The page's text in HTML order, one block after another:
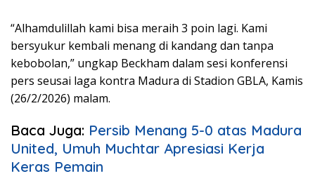
“Alhamdulillah kami bisa meraih 3 poin lagi. Kami
bersyukur kembali menang di kandang dan tanpa
kebobolan,” ungkap Beckham dalam sesi konferensi
pers seusai laga kontra Madura di Stadion GBLA, Kamis
(26/2/2026) malam.
Baca Juga: Persib Menang 5-0 atas Madura
United, Umuh Muchtar Apresiasi Kerja
Keras Pemain